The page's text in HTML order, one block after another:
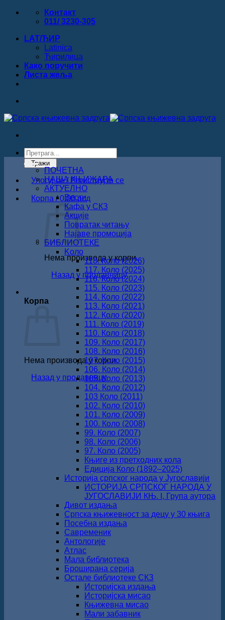
Прескочи
Контакт
011/ 3230-305
LAT/ЋИР
Latinica
Ћирилица
Како поручити
Листa жеља
Products
search
Тражи
Улогуј се / Региструјте се
Корпа /0.00рсд
Нема производа у корпи.
Назад у продавницу
Корпа
Нема производа у корпи.
Назад у продавницу
ПОЧЕТНА
НАША КЊИЖАРА
АКТУЕЛНО
Вести
Кафа у СКЗ
Акције
Повратак читању
Најаве промоција
БИБЛИОТЕКЕ
Koло
118. Коло (2026)
117. Коло (2025)
116. Коло (2024)
115. Коло (2023)
114. Коло (2022)
113. Коло (2021)
112. Коло (2020)
111. Коло (2019)
110. Коло (2018)
109. Коло (2017)
108. Коло (2016)
107. Коло (2015)
106. Коло (2014)
105. Коло (2013)
104. Коло (2012)
103 Коло (2011)
102. Коло (2010)
101. Коло (2009)
100. Коло (2008)
99. Коло (2007)
98. Коло (2006)
97. Коло (2005)
Књиге из претходних кола
Едиција Коло (1892‒2025)
Историја српског народа у Југославији
ИСТОРИЈА СРПСКОГ НАРОДА У
ЈУГОСЛАВИЈИ КЊ. I, Група аутора
Дивот издања
Српска књижевност за децу у 30 књига
Посебна издања
Савременик
Антологије
Атлас
Мала библиотека
Броширана серија
Остале библиотеке СКЗ
Историјска издања
Историјска мисао
Књижевна мисао
Мали забавник